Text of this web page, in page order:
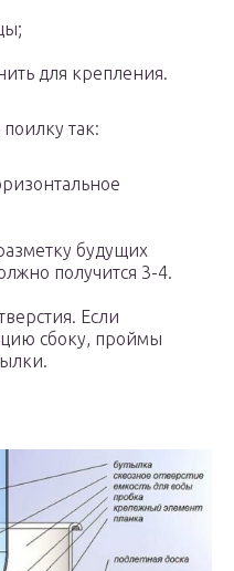
для крепления.
так:
будущих
получится 3-4.
Если
сбоку, проймы